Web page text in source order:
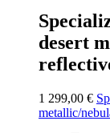
desert
1 299,00 €
metallic/